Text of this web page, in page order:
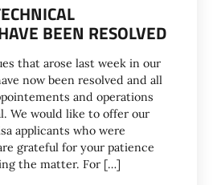
BEEN RESOLVED
that arose last week in our
now been resolved and all
and operations
We would like to offer our
applicants who were
grateful for your patience
the matter. For […]